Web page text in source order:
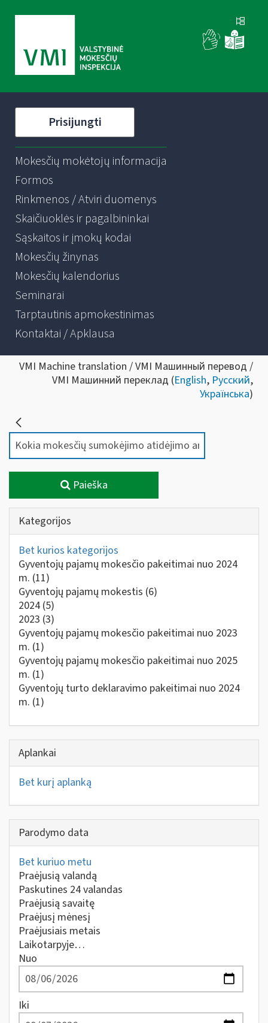
Prisijungti
Mokesčių mokėtojų informacija
Formos
Rinkmenos / Atviri duomenys
Skaičiuoklės ir pagalbininkai
Sąskaitos ir įmokų kodai
Mokesčių žinynas
Mokesčių kalendorius
Seminarai
Tarptautinis apmokestinimas
Kontaktai / Apklausa
VMI Machine translation / VMI Машинный перевод /
VMI Машинний переклад (English, Русский,
Українська)
Paieška
Kategorijos
Bet kurios kategorijos
Gyventojų pajamų mokesčio pakeitimai nuo 2024
m. (11)
Gyventojų pajamų mokestis (6)
2024 (5)
2023 (3)
Gyventojų pajamų mokesčio pakeitimai nuo 2023
m. (1)
Gyventojų pajamų mokesčio pakeitimai nuo 2025
m. (1)
Gyventojų turto deklaravimo pakeitimai nuo 2024
m. (1)
Aplankai
Bet kurį aplanką
Parodymo data
Bet kuriuo metu
Praėjusią valandą
Paskutines 24 valandas
Praėjusią savaitę
Praėjusį mėnesį
Praėjusiais metais
Laikotarpyje…
Nuo
Iki